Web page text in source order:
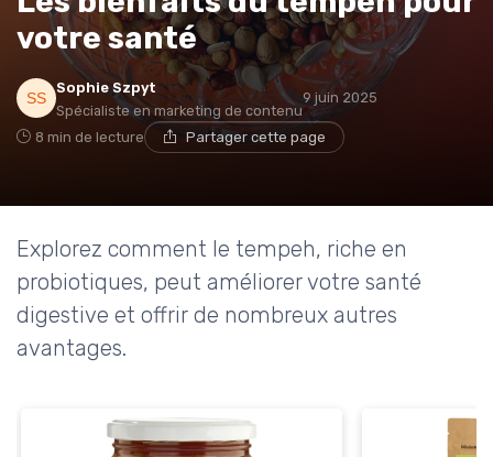
votre santé
Sophie Szpyt
Spécialiste en marketing de contenu
9 juin 2025
8 min de lecture Partager cette page
Explorez comment le tempeh, riche en
probiotiques, peut améliorer votre santé
digestive et offrir de nombreux autres
avantages.